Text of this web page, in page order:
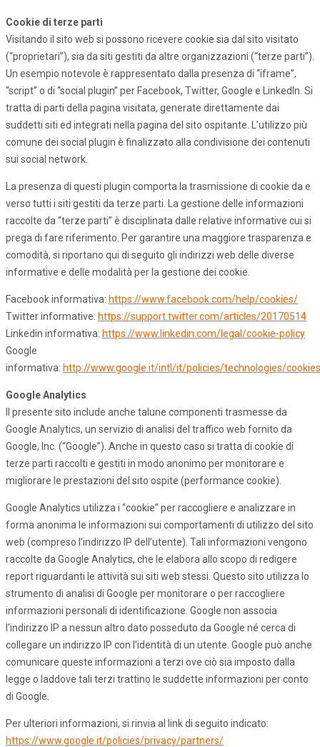
Cookie di terze parti
Visitando il sito web si possono ricevere cookie sia dal sito visitato
(“proprietari”), sia da siti gestiti da altre organizzazioni (“terze parti”).
Un esempio notevole è rappresentato dalla presenza di “iframe”,
“script” o di “social plugin” per Facebook, Twitter, Google e LinkedIn. Si
tratta di parti della pagina visitata, generate direttamente dai
suddetti siti ed integrati nella pagina del sito ospitante. L’utilizzo più
comune dei social plugin è finalizzato alla condivisione dei contenuti
sui social network.
La presenza di questi plugin comporta la trasmissione di cookie da e
verso tutti i siti gestiti da terze parti. La gestione delle informazioni
raccolte da “terze parti” è disciplinata dalle relative informative cui si
prega di fare riferimento. Per garantire una maggiore trasparenza e
comodità, si riportano qui di seguito gli indirizzi web delle diverse
informative e delle modalità per la gestione dei cookie.
Facebook informativa: https://www.facebook.com/help/cookies/
Twitter informative: https://support.twitter.com/articles/20170514
Linkedin informativa: https://www.linkedin.com/legal/cookie-policy
Google
informativa: http://www.google.it/intl/it/policies/technologies/
Google Analytics
Il presente sito include anche talune componenti trasmesse da
Google Analytics, un servizio di analisi del traffico web fornito da
Google, Inc. (“Google”). Anche in questo caso si tratta di cookie di
terze parti raccolti e gestiti in modo anonimo per monitorare e
migliorare le prestazioni del sito ospite (performance cookie).
Google Analytics utilizza i “cookie” per raccogliere e analizzare in
forma anonima le informazioni sui comportamenti di utilizzo del sito
web (compreso l’indirizzo IP dell’utente). Tali informazioni vengono
raccolte da Google Analytics, che le elabora allo scopo di redigere
report riguardanti le attività sui siti web stessi. Questo sito utilizza lo
strumento di analisi di Google per monitorare o per raccogliere
informazioni personali di identificazione. Google non associa
l’indirizzo IP a nessun altro dato posseduto da Google né cerca di
collegare un indirizzo IP con l’identità di un utente. Google può anche
comunicare queste informazioni a terzi ove ciò sia imposto dalla
legge o laddove tali terzi trattino le suddette informazioni per conto
di Google.
Per ulteriori informazioni, si rinvia al link di seguito indicato:
https://www.google.it/policies/privacy/partners/